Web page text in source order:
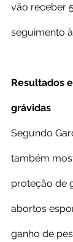
vão receber
seguimento
Resultados
grávidas
Segundo
também
proteção de
abortos
ganho de